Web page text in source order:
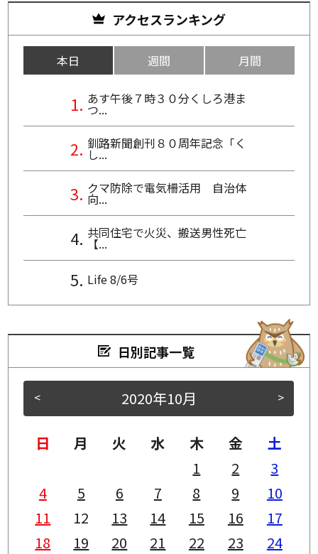
アクセスランキング
本日 週間 月間
あす午後７時３０分くしろ港ま
つ...
釧路新聞創刊８０周年記念「く
し...
クマ防除で電気柵活用 自治体
向...
共同住宅で火災、搬送男性死亡
【...
Life 8/6号
日別記事一覧
< >
2020年10月
日 月 火 水 木 金
土
1
2
3
4
5 6 7 8 9
10
11
12 13 14 15 16
17
18
19 20 21 22 23
24